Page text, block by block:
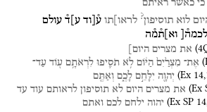
כי כאשר ראיתם
לוא תוסיפון? לראו]תו ע֯[וד ע]ד֯ עולם
לכמה֯[ וא]ת֯מ֯ה
( את מצרים היום]
( אֶת־ מִצְרַ֙יִם֙ הַיּ֔וֹם לֹ֥א תֹסִ֛יפוּ לִרְאֹתָ֥ם ע֖וֹד עַד־
(Ex 14, יְהוָ֖ה יִלָּחֵ֣ם לָכֶ֑ם וְאַתֶּ֖ם
(Ex את מצרים היום לא תוסיפון לראותם עוד עד
(Ex SP 14 יהוה ילחם לכם ואתם